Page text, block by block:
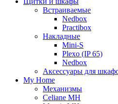
Встраиваемые
Nedbox
Practibox
Накладные
Mini-S
Plexo (IP 65)
Nedbox
Аксессуары для
My Home
Механизмы
Celiane MH